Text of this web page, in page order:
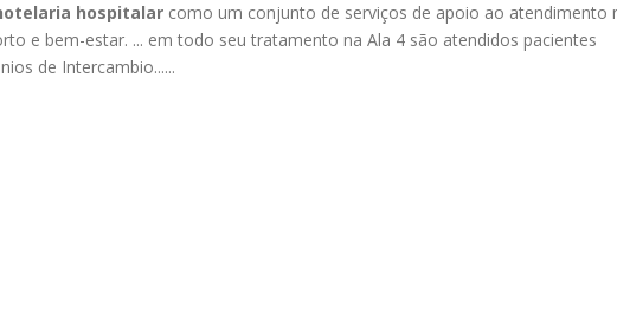
hospitalar como um conjunto de serviços de apoio ao atendimento
e bem-estar. ... em todo seu tratamento na Ala 4 são atendidos pacientes
de Intercambio......